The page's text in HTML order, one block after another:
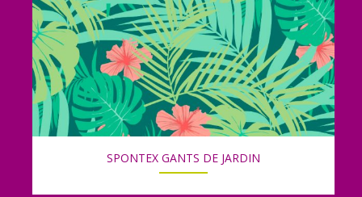
SPONTEX GANTS DE JARDIN